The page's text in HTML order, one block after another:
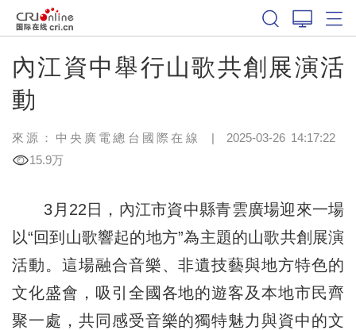
內江資中舉行山歌共創展演活
動
來源：中央廣電總台國際在線 | 2025-03-26 14:17:22
15.9万
3月22日，內江市資中縣青雲廣場迎來一場
以“回到山歌響起的地方”為主題的山歌共創展演
活動。這場融合音樂、非遺技藝與地方特色的
文化盛會，吸引全國各地的遊客及本地市民齊
聚一處，共同感受音樂的獨特魅力與資中的文